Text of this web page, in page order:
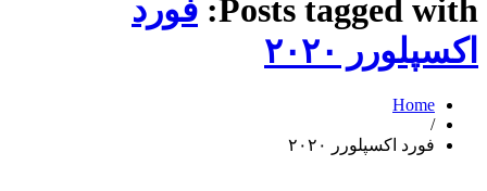
Posts tagged with: فورد
اکسپلورر ۲۰۲۰
Home
/
فورد اکسپلورر ۲۰۲۰